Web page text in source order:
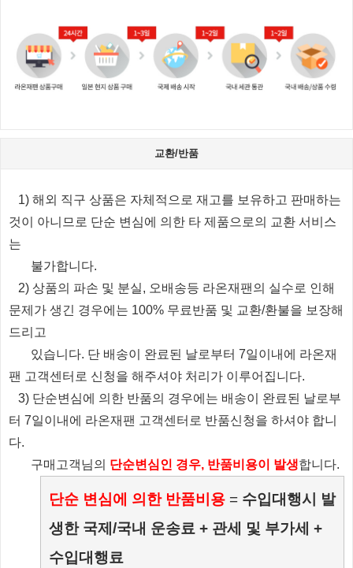
교환/반품
1) 해외 직구 상품은 자체적으로 재고를 보유하고 판매하는
것이 아니므로 단순 변심에 의한 타 제품으로의 교환 서비스
는
불가합니다.
2) 상품의 파손 및 분실, 오배송등 라온재팬의 실수로 인해
문제가 생긴 경우에는 100% 무료반품 및 교환/환불을 보장해
드리고
있습니다. 단 배송이 완료된 날로부터 7일이내에 라온재
팬 고객센터로 신청을 해주셔야 처리가 이루어집니다.
3) 단순변심에 의한 반품의 경우에는 배송이 완료된 날로부
터 7일이내에 라온재팬 고객센터로 반품신청을 하셔야 합니
다.
​ 구매고객님의 단순변심인 경우, 반품비용이 발생합니다.
단순 변심에 의한 반품비용 = 수입대행시 발
생한 국제/국내 운송료 + 관세 및 부가세 +
수입대행료